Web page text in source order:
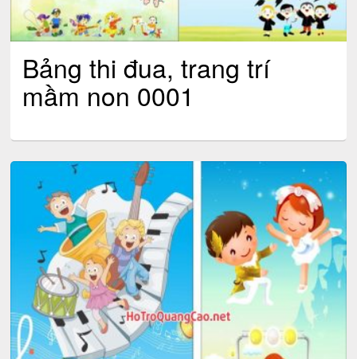
Bảng thi đua, trang trí
mầm non 0001